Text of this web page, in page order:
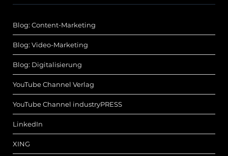
Blog: Content-Marketing
Blog: Video-Marketing
Blog: Digitalisierung
YouTube Channel Verlag
YouTube Channel industryPRESS
LinkedIn
XING